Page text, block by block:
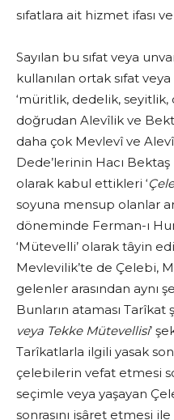
sıfatlara ait hizmet ifası
Sayılan bu sıfat veya
kullanılan ortak sıfat
‘müritlik, dedelik, seyitlik,
doğrudan Alevîlik ve
daha çok Mevlevî ve
Dede’lerinin Hacı Bektaş
olarak kabul ettikleri ‘
soyuna mensup olanlar
döneminde Ferman-ı
‘Mütevelli’ olarak tâyin
Mevlevilik’te de Çelebi,
gelenler arasından
Bunların ataması Tarîkat
veya Tekke Mütevellisi’
Tarîkatlarla ilgili yasak
çelebilerin vefat etmesi
seçimle veya yaşayan
sonrasını işâret etmesi